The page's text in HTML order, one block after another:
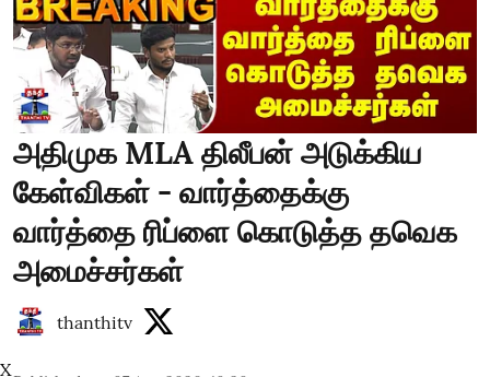
அதிமுக MLA திலீபன் அடுக்கிய
கேள்விகள் - வார்த்தைக்கு
வார்த்தை ரிப்ளை கொடுத்த தவெக
அமைச்சர்கள்
thanthitv
X